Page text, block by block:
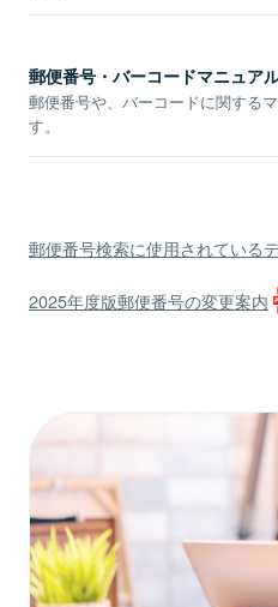
郵便番号・バーコードマニュア
郵便番号や、バーコードに関する
す。
郵便番号検索に使用されている
2025年度版郵便番号の変更案内